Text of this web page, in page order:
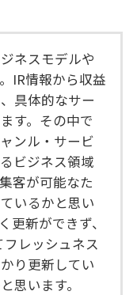
ネスモデルや
IR情報から収益
具体的なサー
す。その中で
ンル・サービ
ビジネス領域
客が可能なた
いるかと思い
更新ができず、
レッシュネス
り更新してい
思います。